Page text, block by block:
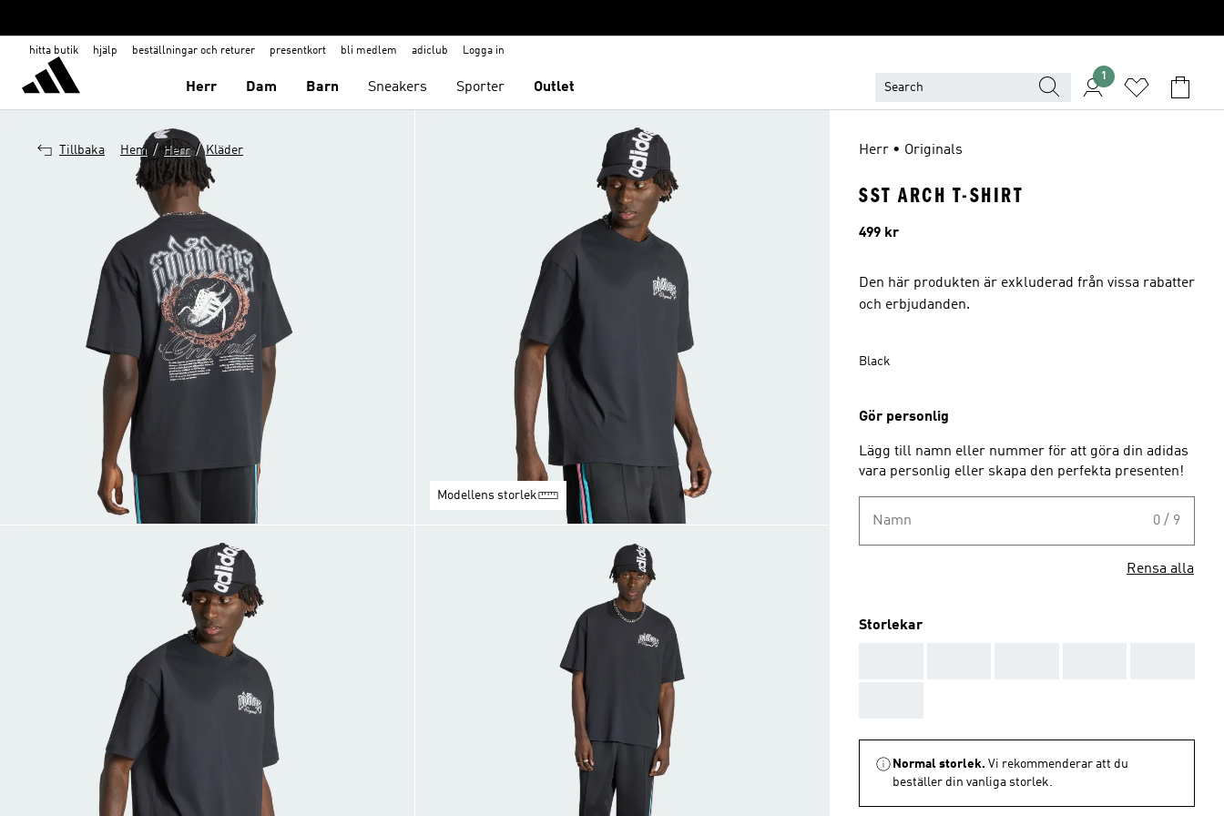
hitta butik hjälp beställningar och returer presentkort bli medlem adiclub Logga in
Herr Dam Barn Sneakers Sporter Outlet
1
Tillbaka Hem / Herr / Kläder
Modellens storlek
Herr • Originals
SST ARCH T-SHIRT
Pris
499 kr
Den här produkten är exkluderad från vissa rabatter
och erbjudanden.
Black
Gör personlig
Lägg till namn eller nummer för att göra din adidas
vara personlig eller skapa den perfekta presenten!
Namn 0 / 9
Rensa alla
Storlekar
Normal storlek. Vi rekommenderar att du
beställer din vanliga storlek.